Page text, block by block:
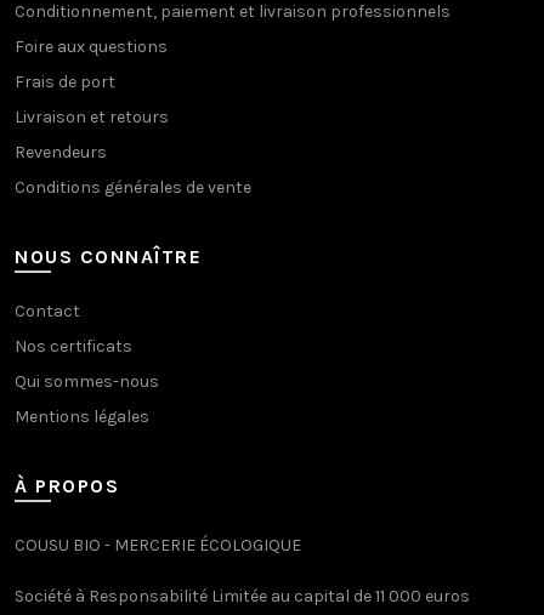
Conditionnement, paiement et livraison professionnels
Foire aux questions
Frais de port
Livraison et retours
Revendeurs
Conditions générales de vente
NOUS CONNAÎTRE
Contact
Nos certificats
Qui sommes-nous
Mentions légales
À PROPOS
COUSU BIO - MERCERIE ÉCOLOGIQUE
Société à Responsabilité Limitée au capital de 11 000 euros